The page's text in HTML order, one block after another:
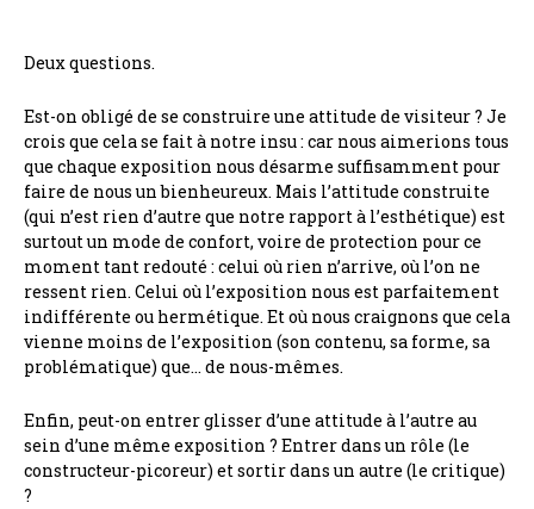
Deux questions.
Est-on obligé de se construire une attitude de visiteur ? Je
crois que cela se fait à notre insu : car nous aimerions tous
que chaque exposition nous désarme suffisamment pour
faire de nous un bienheureux. Mais l’attitude construite
(qui n’est rien d’autre que notre rapport à l’esthétique) est
surtout un mode de confort, voire de protection pour ce
moment tant redouté : celui où rien n’arrive, où l’on ne
ressent rien. Celui où l’exposition nous est parfaitement
indifférente ou hermétique. Et où nous craignons que cela
vienne moins de l’exposition (son contenu, sa forme, sa
problématique) que… de nous-mêmes.
Enfin, peut-on entrer glisser d’une attitude à l’autre au
sein d’une même exposition ? Entrer dans un rôle (le
constructeur-picoreur) et sortir dans un autre (le critique)
?